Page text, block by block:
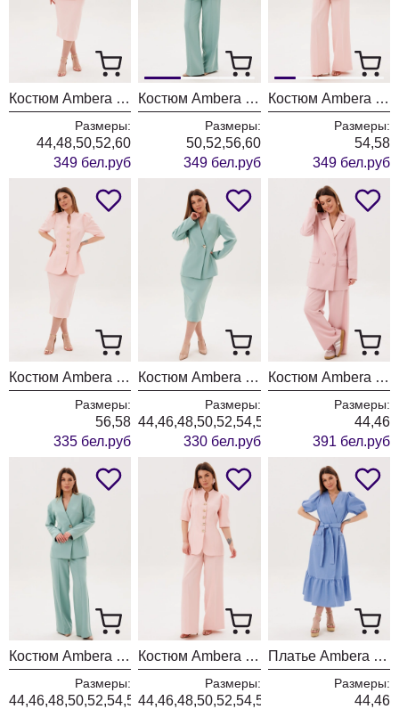
Костюм Ambera style 2157 пудра
Размеры:
44,48,50,52,60
349 бел.руб
Костюм Ambera style 2156-1 мята
Размеры:
50,52,56,60
349 бел.руб
Костюм Ambera style 2156 пудра
Размеры:
54,58
349 бел.руб
Костюм Ambera style 2155 пудра
Размеры:
56,58
335 бел.руб
Костюм Ambera style 2154 мята
Размеры:
44,46,48,50,52,54,56,58,60
330 бел.руб
Костюм Ambera style 2153 пудра
Размеры:
44,46
391 бел.руб
Костюм Ambera style 2152 мята
Размеры:
44,46,48,50,52,54,56,58,60
Костюм Ambera style 2149-2 пудра
Размеры:
44,46,48,50,52,54,56,58,60
Платье Ambera style 1143 голубой
Размеры:
44,46